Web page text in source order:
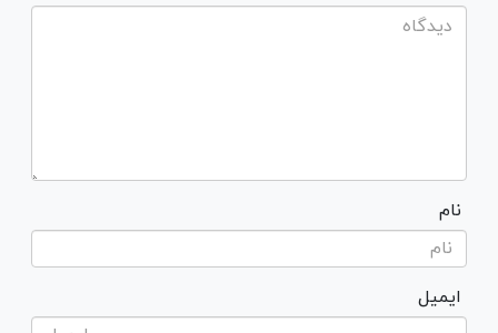
نام
ایمیل